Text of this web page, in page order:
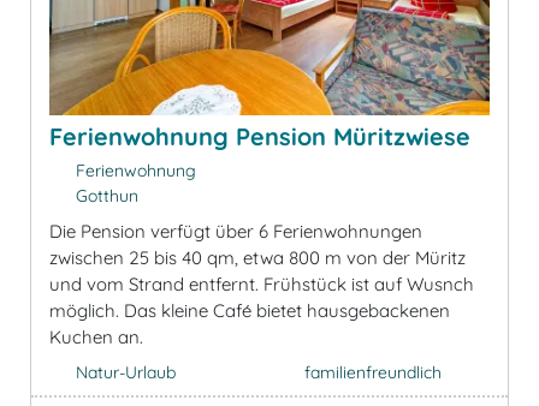
Ferienwohnung Pension Müritzwiese
Ferienwohnung
Gotthun
Die Pension verfügt über 6 Ferienwohnungen
zwischen 25 bis 40 qm, etwa 800 m von der Müritz
und vom Strand entfernt. Frühstück ist auf Wusnch
möglich. Das kleine Café bietet hausgebackenen
Kuchen an.
Natur-Urlaub familienfreundlich